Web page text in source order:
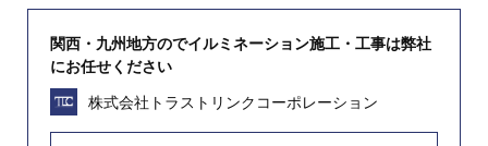
関西・九州地方のでイルミネーション施工・工事は弊社
にお任せください
株式会社トラストリンクコーポレーション